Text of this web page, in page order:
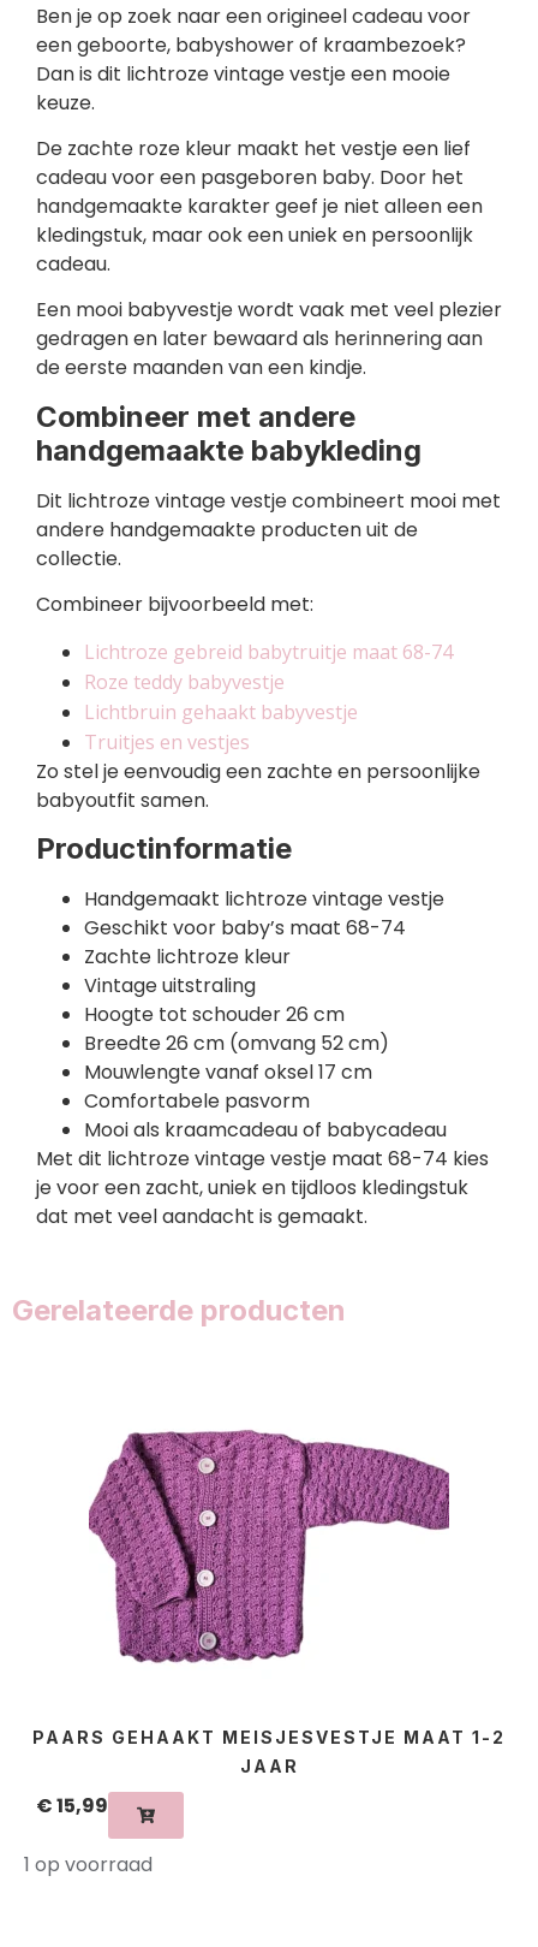
Ben je op zoek naar een origineel cadeau voor
een geboorte, babyshower of kraambezoek?
Dan is dit lichtroze vintage vestje een mooie
keuze.
De zachte roze kleur maakt het vestje een lief
cadeau voor een pasgeboren baby. Door het
handgemaakte karakter geef je niet alleen een
kledingstuk, maar ook een uniek en persoonlijk
cadeau.
Een mooi babyvestje wordt vaak met veel plezier
gedragen en later bewaard als herinnering aan
de eerste maanden van een kindje.
Combineer met andere
handgemaakte babykleding
Dit lichtroze vintage vestje combineert mooi met
andere handgemaakte producten uit de
collectie.
Combineer bijvoorbeeld met:
Lichtroze gebreid babytruitje maat 68-74
Roze teddy babyvestje
Lichtbruin gehaakt babyvestje
Truitjes en vestjes
Zo stel je eenvoudig een zachte en persoonlijke
babyoutfit samen.
Productinformatie
Handgemaakt lichtroze vintage vestje
Geschikt voor baby’s maat 68-74
Zachte lichtroze kleur
Vintage uitstraling
Hoogte tot schouder 26 cm
Breedte 26 cm (omvang 52 cm)
Mouwlengte vanaf oksel 17 cm
Comfortabele pasvorm
Mooi als kraamcadeau of babycadeau
Met dit lichtroze vintage vestje maat 68-74 kies
je voor een zacht, uniek en tijdloos kledingstuk
dat met veel aandacht is gemaakt.
Gerelateerde producten
PAARS GEHAAKT MEISJESVESTJE MAAT 1-2
JAAR
€15,99
1 op voorraad